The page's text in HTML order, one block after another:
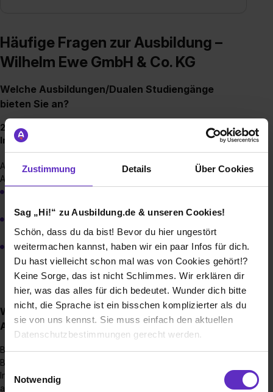
Zustimmung Details Über Cookies
Sag „Hi!“ zu Ausbildung.de & unseren Cookies!
Schön, dass du da bist! Bevor du hier ungestört
weitermachen kannst, haben wir ein paar Infos für dich.
Du hast vielleicht schon mal was von Cookies gehört!?
Keine Sorge, das ist nicht Schlimmes. Wir erklären dir
hier, was das alles für dich bedeutet. Wunder dich bitte
nicht, die Sprache ist ein bisschen komplizierter als du
sie von uns kennst. Sie muss einfach den aktuellen
Datenschutzbestimmungen gerecht werden.
Einwilligungsauswahl
Notwendig
Häufige Fragen zur Ausbildung –
Wilhelm Ewe GmbH & Co. KG
Welche Ausbildungen/Dualen Studiengänge
bieten Sie an?
2025 bieten wir zwei Plätze für die Ausbildung zu
Industriekaufleuten an.
Alle drei Jahre bieten wir außerdem folgende
Ausbildungsberufe an:
Fachkraft für Lagerlogistik / Fachlagerist
Fachinformatiker / Fachrichtung Systemintegration
Wie sieht der Bewerbungsprozess für eine
Ausbildungsstelle bei Ihnen aus?
Bitte schicke uns deine vollständigen
Bewerbungsunterlagen per Mail.
In deinem Anschreiben schreibst du uns, wie du auf uns
aufmerksam geworden bist, erzählst in 2-3 Sätzen etwas